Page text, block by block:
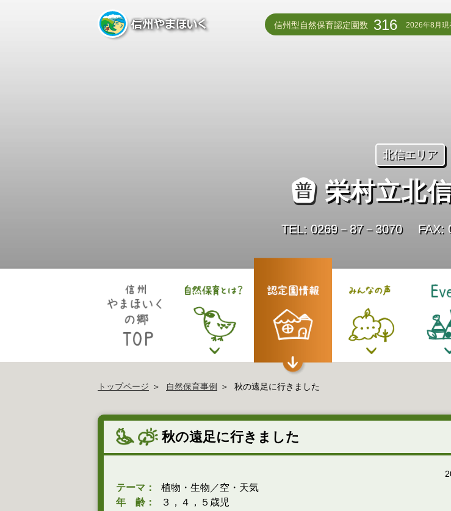
信州型自然保育認定園数 316 2026年8月現
北信エリア
栄村立北
TEL: 0269－87－3070 FAX:
トップページ 自然保育事例 秋の遠足に行きました
秋の遠足に行きました
テーマ：
植物・生物／空・天気
年 齢：
３，４，５歳児